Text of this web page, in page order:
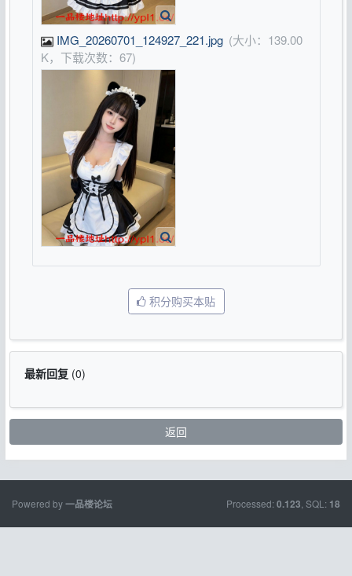
IMG_20260701_124927_221.jpg (大小：139.00
K，下载次数：67)
积分购买本贴
最新回复(0)
返回
Powered by一品楼论坛 Processed: 0.123, SQL: 18